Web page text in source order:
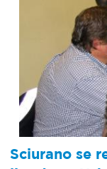
Sciurano se